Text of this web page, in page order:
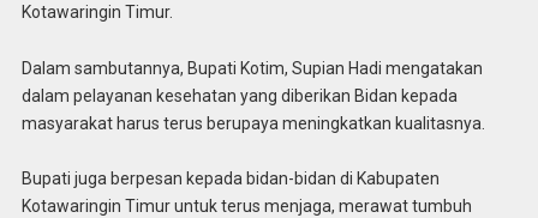
Kotawaringin Timur.
Dalam sambutannya, Bupati Kotim, Supian Hadi mengatakan
dalam pelayanan kesehatan yang diberikan Bidan kepada
masyarakat harus terus berupaya meningkatkan kualitasnya.
Bupati juga berpesan kepada bidan-bidan di Kabupaten
Kotawaringin Timur untuk terus menjaga, merawat tumbuh